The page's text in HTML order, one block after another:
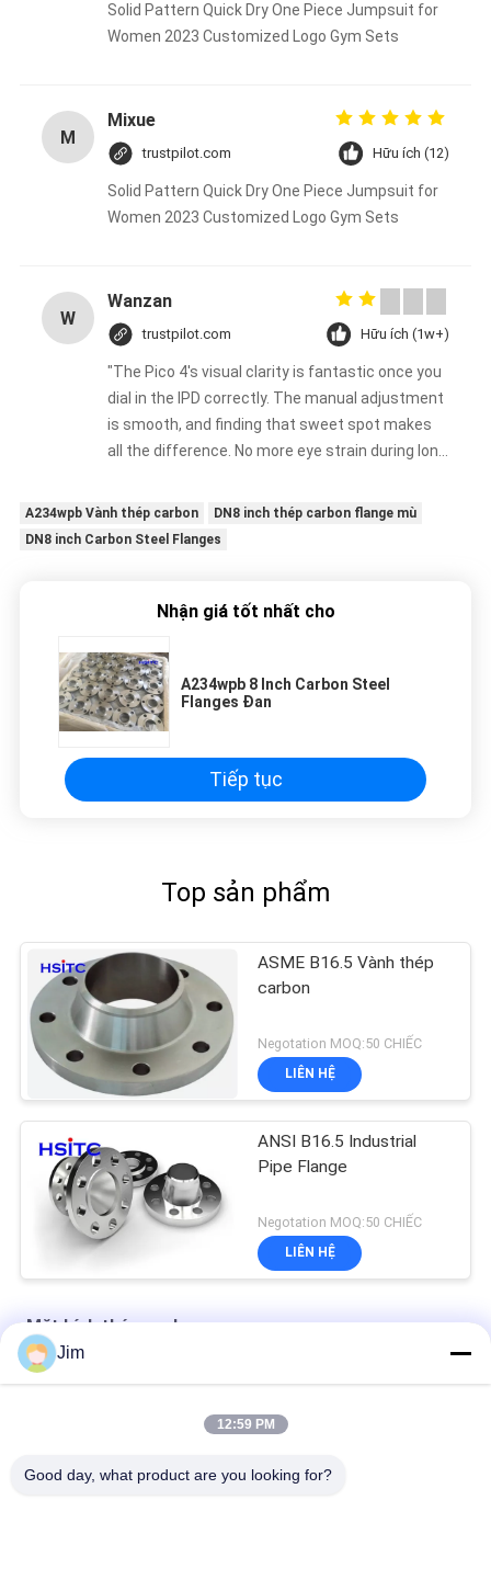
Solid Pattern Quick Dry One Piece Jumpsuit for
Women 2023 Customized Logo Gym Sets
M
Mixue
trustpilot.com Hữu ích (12)
Solid Pattern Quick Dry One Piece Jumpsuit for
Women 2023 Customized Logo Gym Sets
W
Wanzan
trustpilot.com Hữu ích (1w+)
"The Pico 4's visual clarity is fantastic once you
dial in the IPD correctly. The manual adjustment
is smooth, and finding that sweet spot makes
all the difference. No more eye strain during long
set it up properly!""The Pico 4's visual clarity is
fantastic once you dial in the IPD correctly. The
eye strain during long sessions. Highly
properly!""The Pico 4's visual clarity is fantastic
once you dial in the IPD correctly. The manual
adjustment is smooth, and finding that sweet
strain during long sessions. Highly recommend
taking the time to set it up properly!""The Pico
the difference. No more eye strain during long
A234wpb Vành thép carbon
DN8 inch thép carbon flange mù
DN8 inch Carbon Steel Flanges
Nhận giá tốt nhất cho
A234wpb 8 Inch Carbon Steel
Flanges Đan
Tiếp tục
Top sản phẩm
ASME B16.5 Vành thép
carbon
Negotation MOQ:50 CHIẾC
LIÊN HỆ
ANSI B16.5 Industrial
Pipe Flange
Negotation MOQ:50 CHIẾC
LIÊN HỆ
Mặt bích thép cacbon
Lớp 400 Blank Stainless Steel Blind Flange ASME B16.5
ASTM A694 Phân thép carbon thấp 2.75 " 250 Mpa
ASME B16.5 Astm A105 Quá trình rèn vòm thép nhẹ
Jim
12:59 PM
Good day, what product are you looking for?